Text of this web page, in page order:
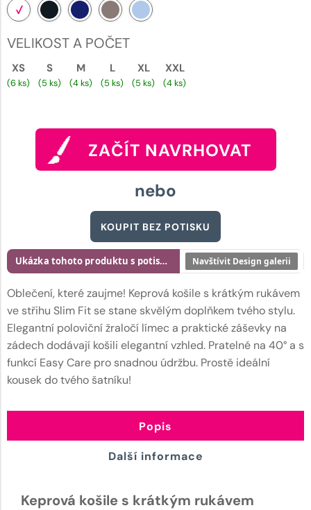
VELIKOST A POČET
XS
(6 ks)
S
(5 ks)
M
(4 ks)
L
(5 ks)
XL
(5 ks)
XXL
(4 ks)
ZAČÍT NAVRHOVAT
nebo
KOUPIT BEZ POTISKU
Oblečení, které zaujme! Keprová košile s krátkým rukávem
ve střihu Slim Fit se stane skvělým doplňkem tvého stylu.
Elegantní poloviční žraločí límec a praktické záševky na
zádech dodávají košili elegantní vzhled. Pratelné na 40° a s
funkcí Easy Care pro snadnou údržbu. Prostě ideální
kousek do tvého šatníku!
Ukázka tohoto produktu s potiskem Navštívit Design galerii
Popis
Další informace
Keprová košile s krátkým rukávem